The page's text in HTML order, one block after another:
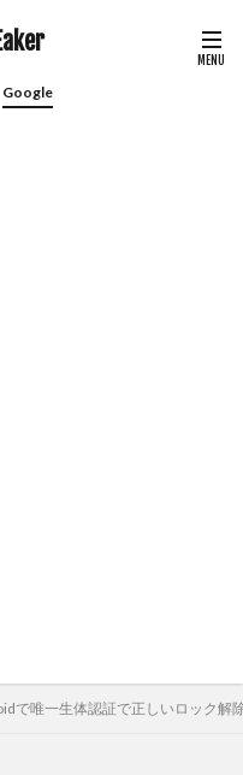
Google
で唯一生体認証で正しいロック解